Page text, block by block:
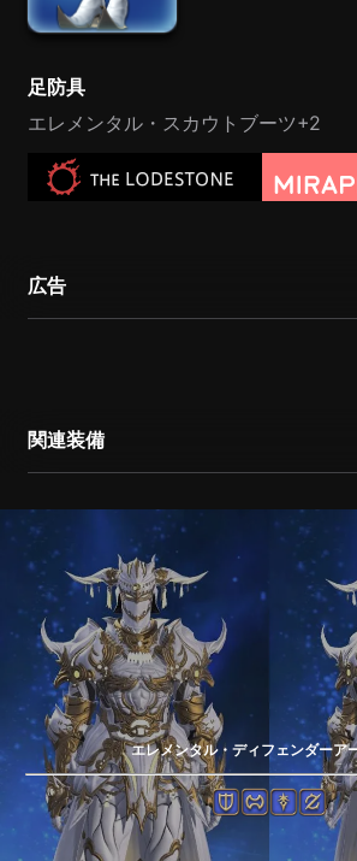
足防具
エレメンタル・スカウトブーツ+2
広告
関連装備
エレメンタル・ディフェンダーア